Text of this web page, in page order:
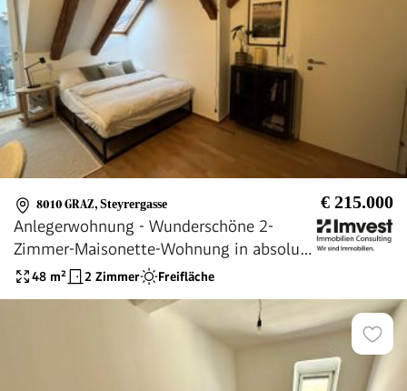
8010 GRAZ, Steyrergasse € 215.000
Anlegerwohnung - Wunderschöne 2-
Zimmer-Maisonette-Wohnung in absolut
guter und zentraler Lage - direkt bei der
48 m² 2 Zimmer Freifläche